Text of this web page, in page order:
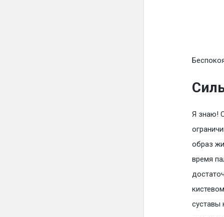
Я знаю!
образ
время
суставы